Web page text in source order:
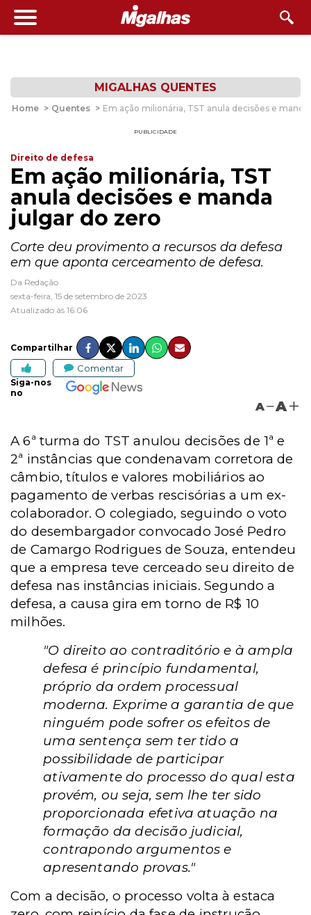
MIGALHAS QUENTES
Home > Quentes > Em ação milionária, TST anula decisões e
PUBLICIDADE
Direito de defesa
Em ação milionária, TST
anula decisões e manda
julgar do zero
Corte deu provimento a recursos da defesa
em que aponta cerceamento de defesa.
Da Redação
sexta-feira, 15 de setembro de 2023
Atualizado às 16:06
Compartilhar
Comentar
Siga-nos
no
A A
A 6ª turma do TST anulou decisões de 1ª e
2ª instâncias que condenavam corretora de
câmbio, títulos e valores mobiliários ao
pagamento de verbas rescisórias a um ex-
colaborador. O colegiado, seguindo o voto
do desembargador convocado José Pedro
de Camargo Rodrigues de Souza, entendeu
que a empresa teve cerceado seu direito de
defesa nas instâncias iniciais. Segundo a
defesa, a causa gira em torno de R$ 10
milhões.
"O direito ao contraditório e à ampla
defesa é princípio fundamental,
próprio da ordem processual
moderna. Exprime a garantia de que
ninguém pode sofrer os efeitos de
uma sentença sem ter tido a
possibilidade de participar
ativamente do processo do qual esta
provém, ou seja, sem lhe ter sido
proporcionada efetiva atuação na
formação da decisão judicial,
contrapondo argumentos e
apresentando provas."
Com a decisão, o processo volta à estaca